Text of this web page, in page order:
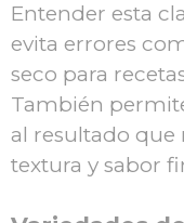
Entender esta
evita errores
seco para
También
al resultado que
textura y sabor